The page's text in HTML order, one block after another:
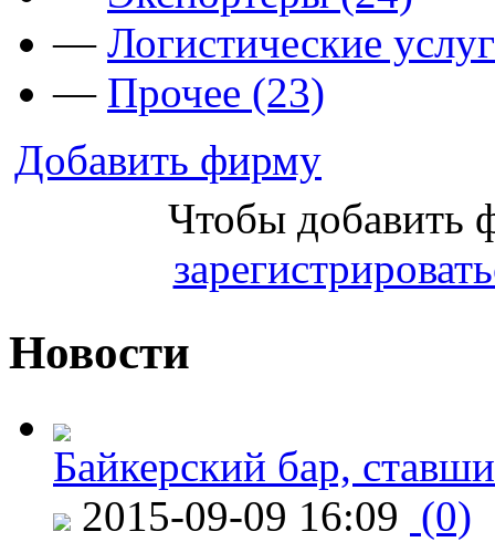
— Логистические
— Прочее (23)
Добавить фирму
Чтобы добавить
Новости
Байкерский бар,
2015-09-09 16:09 (0)